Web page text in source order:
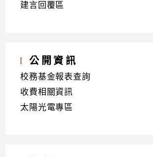
建言回覆區
公開資訊
校務基金報表查詢
收費相關資訊
太陽光電專區